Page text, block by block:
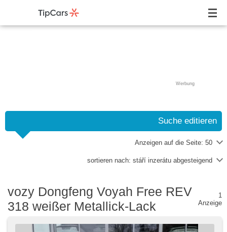
Werbung
Suche editieren
Anzeigen auf die Seite: 50
sortieren nach: stáří inzerátu abgesteigend
vozy Dongfeng Voyah Free REV
318 weißer Metallick-Lack
1
Anzeige